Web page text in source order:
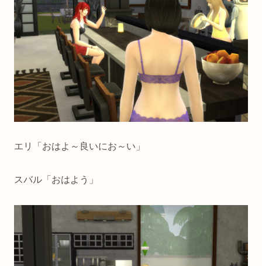
エリ「おはよ～良いにお～い」
スバル「おはよう」